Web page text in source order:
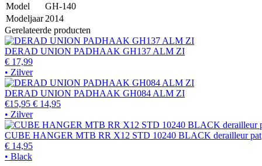
Model
GH-140
Modeljaar 2014
Gerelateerde producten
DERAD UNION PADHAAK GH137 ALM ZI
€ 17,99
• Zilver
DERAD UNION PADHAAK GH084 ALM ZI
€15,95 € 14,95
• Zilver
CUBE HANGER MTB RR X12 STD 10240 BLACK derailleur pat
€ 14,95
• Black